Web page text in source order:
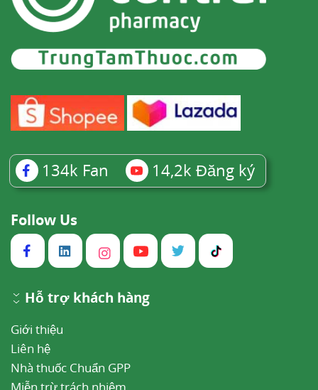
134k Fan 14,2k Đăng ký
Follow Us
Hỗ trợ khách hàng
Giới thiệu
Liên hệ
Nhà thuốc Chuẩn GPP